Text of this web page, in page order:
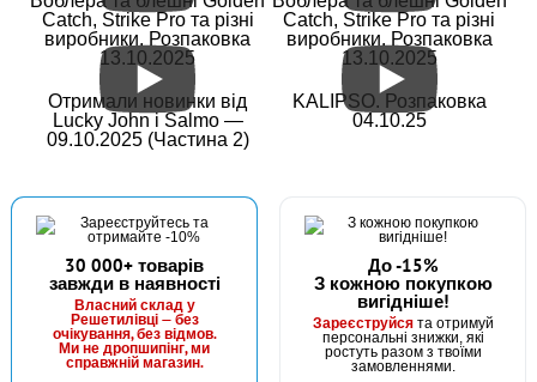
Годівниця фідерна 100г
#11574
В наявності
32 грн 47 шт.
Catch, Strike Pro та різні
виробники. Розпаковка
13.10.2025
Catch, Strike Pro та різні
виробники. Розпаковка
13.10.2025
Отримали новинки від
Lucky John і Salmo —
09.10.2025 (Частина 2)
KALIPSO. Розпаковка
04.10.25
30 000+ товарів
завжди в наявності
Власний склад у
Решетилівці — без
очікування, без відмов.
Ми не дропшипінг, ми
справжній магазин.
До -15%
З кожною покупкою
вигідніше!
Зареєструйсята отримуй
персональні знижки, які
ростуть разом з твоїми
замовленнями.